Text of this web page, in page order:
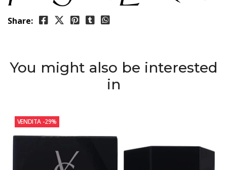
Share:
You might also be interested
in
VENDITA -29%